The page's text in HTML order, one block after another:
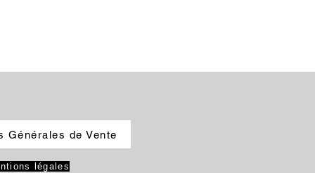
Générales de Vente
légales